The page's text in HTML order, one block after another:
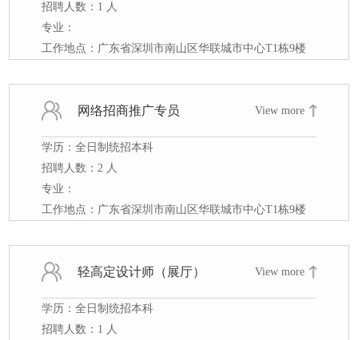
招聘人数：1 人
专业：
工作地点：广东省深圳市南山区华联城市中心T1栋9楼
网络招商推广专员 View more
学历：全日制统招本科
招聘人数：2 人
专业：
工作地点：广东省深圳市南山区华联城市中心T1栋9楼
轻高定设计师（展厅） View more
学历：全日制统招本科
招聘人数：1 人